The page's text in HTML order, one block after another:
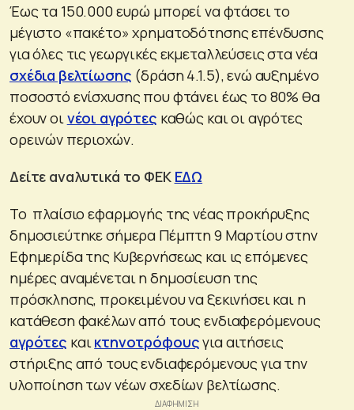
Έως τα 150.000 ευρώ μπορεί να φτάσει το
μέγιστο «πακέτο» χρηματοδότησης επένδυσης
για όλες τις γεωργικές εκμεταλλεύσεις στα νέα
σχέδια βελτίωσης (δράση 4.1.5), ενώ αυξημένο
ποσοστό ενίσχυσης που φτάνει έως το 80% θα
έχουν οι νέοι αγρότες καθώς και οι αγρότες
ορεινών περιοχών.
Δείτε αναλυτικά το ΦΕΚ ΕΔΩ
Το πλαίσιο εφαρμογής της νέας προκήρυξης
δημοσιεύτηκε σήμερα Πέμπτη 9 Μαρτίου στην
Εφημερίδα της Κυβερνήσεως και ις επόμενες
ημέρες αναμένεται η δημοσίευση της
πρόσκλησης, προκειμένου να ξεκινήσει και η
κατάθεση φακέλων από τους ενδιαφερόμενους
αγρότες και κτηνοτρόφουςγια αιτήσεις
στήριξης από τους ενδιαφερόμενους για την
υλοποίηση των νέων σχεδίων βελτίωσης.